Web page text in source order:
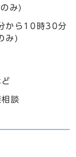
み)
から10時30分
み)
談